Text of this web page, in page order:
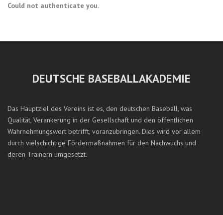
Could not authenticate you.
DEUTSCHE BASEBALLAKADEMIE
Das Hauptziel des Vereins ist es, den deutschen Baseball, was
Qualität, Verankerung in der Gesellschaft und den öffentlichen
Wahrnehmungswert betrifft, voranzubringen. Dies wird vor allem
durch vielschichtige Fördermaßnahmen für den Nachwuchs und
deren Trainern umgesetzt.